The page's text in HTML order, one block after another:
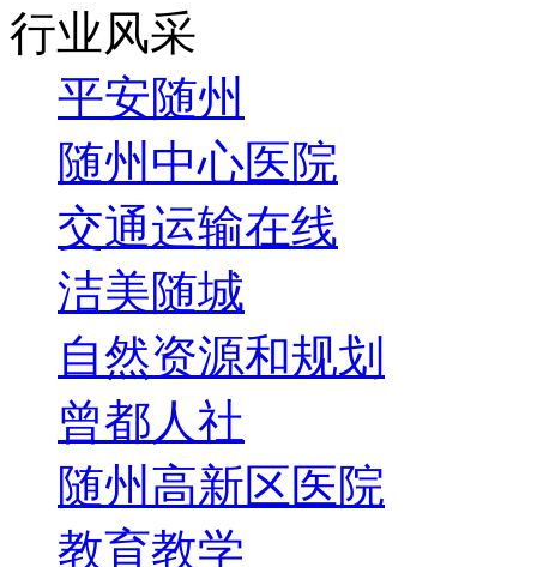
行业风采
平安随州
随州中心医院
交通运输在线
洁美随城
自然资源和规划
曾都人社
随州高新区医院
教育教学